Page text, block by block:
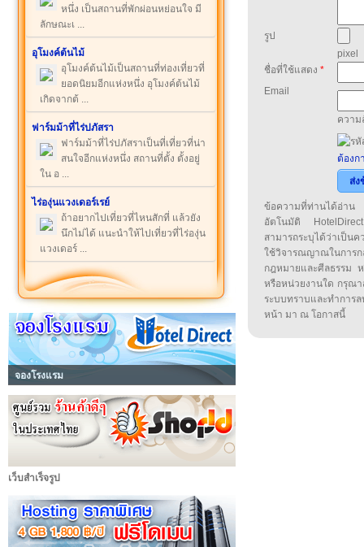
หนึ่ง เป็นสถานที่พักผ่อนหย่อนใจ มี
ลักษณะเ ...
อุโมงค์ต้นไม้
อุโมงค์ต้นไม้เป็นสถานที่ท่องเที่ยวที่
ยอดนิยมอีกแห่งหนึ่ง อุโมงค์ต้นไม้
เกิดจากต้ ...
ฟาร์มม้าที่ไร่ปภัสรา
ฟาร์มม้าที่ไร่ปภัสราเป็นที่เที่ยวที่น่า
สนใจอีกแห่งหนึ่ง สถานที่ตั้ง ตั้งอยู่
ใน อ ...
ไร่องุ่นแวงเดอร์เรย์
ถ้าอยากไปเที่ยวที่ไหนสักที่ แล้วยัง
นึกไม่ได้ แนะนำให้ไปเที่ยวที่ไร่องุ่น
แวงเดอร์ ...
จองโรงแรม
เว็บสำเร็จรูป
รูป
pixel
ชื่อที่ใช้แสดง *
Email
ความ
ต้องก
ส่ง
ข้อความที่ท่านได้อ่าน
อัตโนมัติ
สามารถระบุได้ว่าเป็น
ใช้วิจารณญาณในกา
กฎหมายและศีลธรรม
หรือหน่วยงานใด กรุณา
ระบบทราบและทำกา
หน้า มา ณ โอกาสนี้